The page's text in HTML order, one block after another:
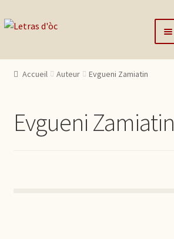
Aller à la navigation
Aller au contenu
Catalogue
Actualités
Accueil Auteur Evgueni Zamiatin
Evgueni Zamiatin